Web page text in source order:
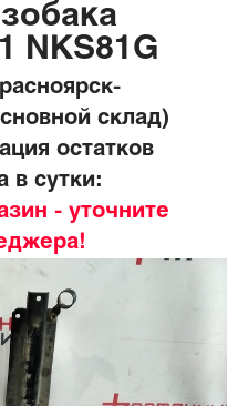
NKS81G
склад)
остатков
в сутки:
- уточните